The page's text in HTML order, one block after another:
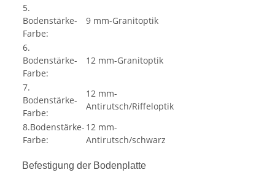
5.
Bodenstärke-
Farbe:
9 mm-Granitoptik
6.
Bodenstärke-
Farbe:
12 mm-Granitoptik
7.
Bodenstärke-
Farbe:
12 mm-
Antirutsch/Riffeloptik
8.Bodenstärke-
Farbe:
12 mm-
Antirutsch/schwarz
Befestigung der Bodenplatte